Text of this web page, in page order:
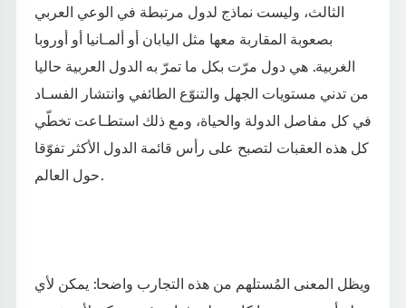
الثالث، وليست نماذج لدول مرتبطة في الوعي العربي
بصعوبة المقاربة معها مثل اليابان أو ألمـانيا أو أوروبا
الغربية. هي دول مرّت بكل ما تمرّ به الدول العربية حاليا
من تدني مستويات الجهل والتنوّع الطائفي وانتشار الفسـاد
في كل مفاصل الدولة والحياة، ومع ذلك استطـاعت تخطّي
كل هذه العقبات لتصبح على رأس قائمة الدول الأكثر تفوّقا
حول العالم.
ويظل المعنى المُستلهم من هذه التجارب واضحا: يمكن لأي